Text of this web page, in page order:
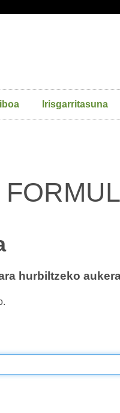
Irisgarritasuna
hurbiltzeko